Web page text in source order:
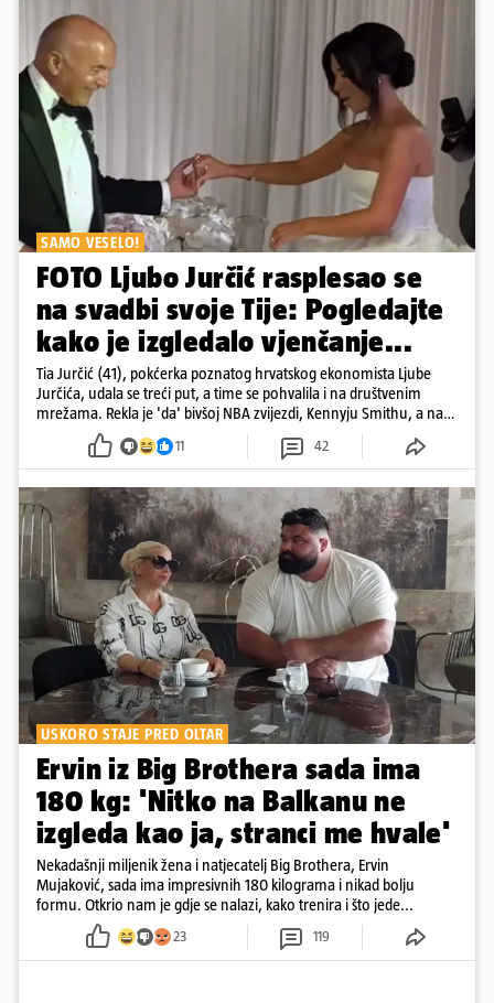
SAMO VESELO!
FOTO Ljubo Jurčić rasplesao se
na svadbi svoje Tije: Pogledajte
kako je izgledalo vjenčanje...
Tia Jurčić (41), pokćerka poznatog hrvatskog ekonomista Ljube
Jurčića, udala se treći put, a time se pohvalila i na društvenim
mrežama. Rekla je 'da' bivšoj NBA zvijezdi, Kennyju Smithu, a na
snimkama i fotografijama je pokazala vesele trenutke s vjenčanja
11 42
USKORO STAJE PRED OLTAR
Ervin iz Big Brothera sada ima
180 kg: 'Nitko na Balkanu ne
izgleda kao ja, stranci me hvale'
Nekadašnji miljenik žena i natjecatelj Big Brothera, Ervin
Mujaković, sada ima impresivnih 180 kilograma i nikad bolju
formu. Otkrio nam je gdje se nalazi, kako trenira i što jede...
23 119